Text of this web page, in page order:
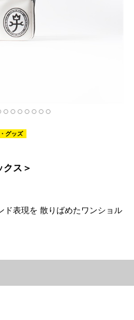
グッズ
クス＞
ド表現を 散りばめたワンショル